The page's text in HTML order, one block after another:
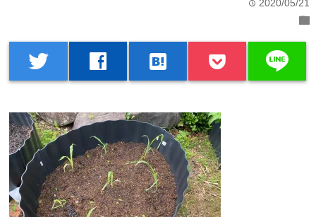
time 2020/05/21
folder
twitter facebook hatenabookmark line